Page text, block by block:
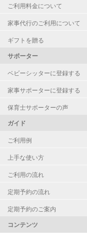
ご利用料金について
家事代行のご利用について
ギフトを贈る
サポーター
ベビーシッターに登録する
家事サポーターに登録する
保育士サポーターの声
ガイド
ご利用例
上手な使い方
ご利用の流れ
定期予約の流れ
定期予約のご案内
コンテンツ